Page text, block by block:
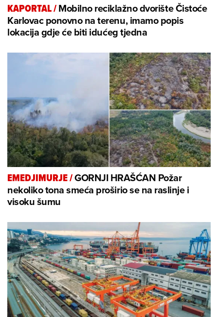
KAPORTAL/Mobilno reciklažno dvorište Čistoće
Karlovac ponovno na terenu, imamo popis
lokacija gdje će biti idućeg tjedna
EMEDJIMURJE/GORNJI HRAŠĆAN Požar
nekoliko tona smeća proširio se na raslinje i
visoku šumu